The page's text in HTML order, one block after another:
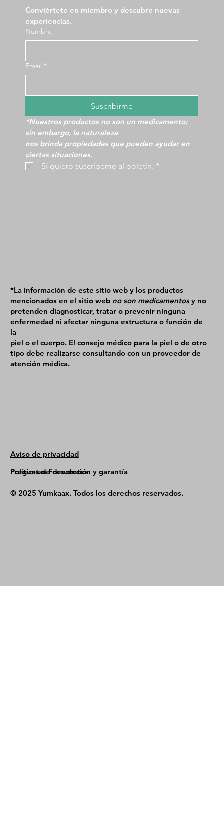
Conviértete en miembro y descubre nuevas
experiencias.
Nombre
Email *
Suscribirme
*Nuestros productos no son un medicamento;
sin embargo, la naturaleza
nos brinda propiedades que pueden ayudar en
ciertas situaciones.
Sí quiero suscríbeme al boletín. *
*La información de este sitio web y los productos
mencionados en el sitio web no son medicamentosy no
pretenden diagnosticar, tratar o prevenir ninguna
enfermedad ni afectar ninguna estructura o función de
la
piel o el cuerpo. El consejo médico para la piel o de otro
tipo debe realizarse consultando con un proveedor de
atención médica.
© 2025 Yumkaax. Todos los derechos reservados.
Aviso de privacidad
Políticas de devolución y garantía
Preguntas Frecuentes